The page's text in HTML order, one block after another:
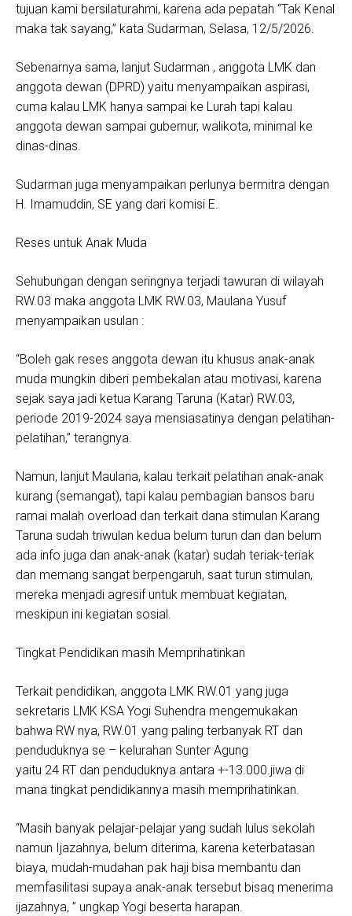
tujuan kami bersilaturahmi, karena ada pepatah “Tak Kenal
maka tak sayang,” kata Sudarman, Selasa, 12/5/2026.
Sebenarnya sama, lanjut Sudarman , anggota LMK dan
anggota dewan (DPRD) yaitu menyampaikan aspirasi,
cuma kalau LMK hanya sampai ke Lurah tapi kalau
anggota dewan sampai gubernur, walikota, minimal ke
dinas-dinas.
Sudarman juga menyampaikan perlunya bermitra dengan
H. Imamuddin, SE yang dari komisi E.
Reses untuk Anak Muda
Sehubungan dengan seringnya terjadi tawuran di wilayah
RW.03 maka anggota LMK RW.03, Maulana Yusuf
menyampaikan usulan :
“Boleh gak reses anggota dewan itu khusus anak-anak
muda mungkin diberi pembekalan atau motivasi, karena
sejak saya jadi ketua Karang Taruna (Katar) RW.03,
periode 2019-2024 saya mensiasatinya dengan pelatihan-
pelatihan,” terangnya.
Namun, lanjut Maulana, kalau terkait pelatihan anak-anak
kurang (semangat), tapi kalau pembagian bansos baru
ramai malah overload dan terkait dana stimulan Karang
Taruna sudah triwulan kedua belum turun dan dan belum
ada info juga dan anak-anak (katar) sudah teriak-teriak
dan memang sangat berpengaruh, saat turun stimulan,
mereka menjadi agresif untuk membuat kegiatan,
meskipun ini kegiatan sosial.
Tingkat Pendidikan masih Memprihatinkan
Terkait pendidikan, anggota LMK RW.01 yang juga
sekretaris LMK KSA Yogi Suhendra mengemukakan
bahwa RW nya, RW.01 yang paling terbanyak RT dan
penduduknya se – kelurahan Sunter Agung
yaitu 24 RT dan penduduknya antara +-13.000.jiwa di
mana tingkat pendidikannya masih memprihatinkan.
“Masih banyak pelajar-pelajar yang sudah lulus sekolah
namun Ijazahnya, belum diterima, karena keterbatasan
biaya, mudah-mudahan pak haji bisa membantu dan
memfasilitasi supaya anak-anak tersebut bisaq menerima
ijazahnya, ” ungkap Yogi beserta harapan.